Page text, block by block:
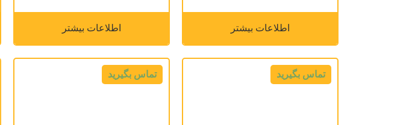
اطلاعات بیشتر اطلاعات بیشتر
تماس بگیرید تماس بگیرید